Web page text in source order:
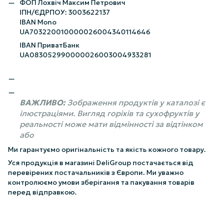
ФОП Лохвіч Максим Петрович
ІПН/ЄДРПОУ: 3003622137
IBAN Mono
UA703220010000026004340114646
IBAN ПриватБанк
UA083052990000026003004933281
ВАЖЛИВО:Зображення продуктів у каталозі є
ілюстраціями. Вигляд горіхів та сухофруктів у
реальності може мати відмінності за відтінком
або
Ми гарантуємо оригінальність та якість кожного товару.
Уся продукція в магазині DeliGroup постачається від
перевірених постачальників з Європи. Ми уважно
контролюємо умови зберігання та пакування товарів
перед відправкою.